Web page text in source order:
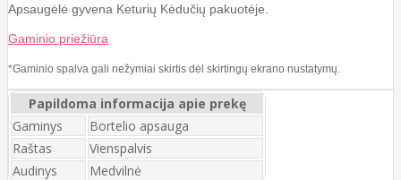
Apsaugėlė gyvena Keturių Kėdučių pakuotėje.
Gaminio priežiūra
*Gaminio spalva gali nežymiai skirtis dėl skirtingų ekrano nustatymų.
Papildoma informacija apie prekę
Gaminys
Bortelio apsauga
Raštas
Vienspalvis
Audinys
Medvilnė